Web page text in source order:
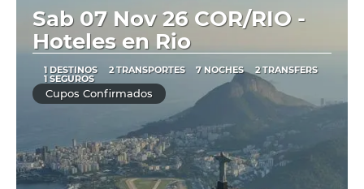
Sab 07 Nov 26 COR/RIO -
Hoteles en Rio
1 DESTINOS 2 TRANSPORTES 7 NOCHES 2 TRANSFERS
1 SEGUROS
Cupos Confirmados